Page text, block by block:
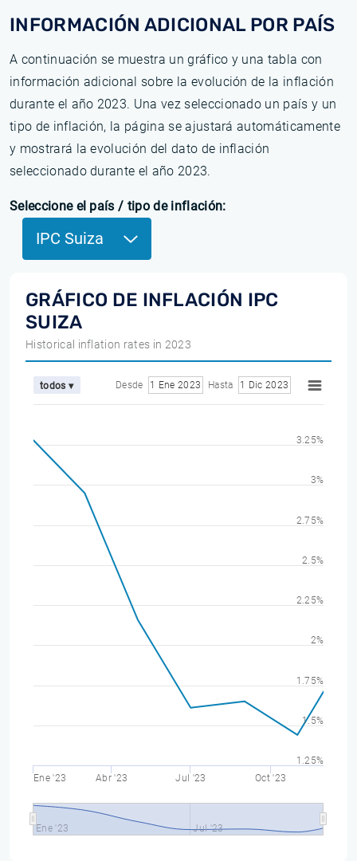
INFORMACIÓN ADICIONAL POR PAÍS
A continuación se muestra un gráfico y una tabla con
información adicional sobre la evolución de la inflación
durante el año 2023. Una vez seleccionado un país y un
tipo de inflación, la página se ajustará automáticamente
y mostrará la evolución del dato de inflación
seleccionado durante el año 2023.
Seleccione el país / tipo de inflación:
IPC Suiza
GRÁFICO DE INFLACIÓN IPC
SUIZA
Historical inflation rates in 2023
todos ▾ Desde 1 Ene 2023 Hasta 1 Dic 2023
Ene '23 Abr '23 Jul '23 Oct '23
Ene '23 Jul '23
1.25%
1.5%
1.75%
2%
2.25%
2.5%
2.75%
3%
3.25%